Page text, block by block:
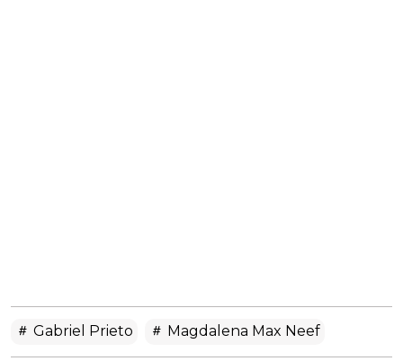
Gabriel Prieto Magdalena Max Neef